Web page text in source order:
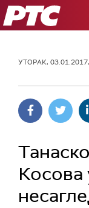
РТС
УТОРАК,
Косова